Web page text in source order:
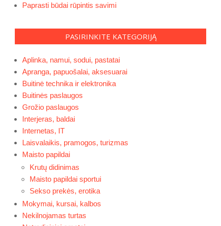
Paprasti būdai rūpintis savimi
PASIRINKITE KATEGORIJĄ
Aplinka, namui, sodui, pastatai
Apranga, papuošalai, aksesuarai
Buitinė technika ir elektronika
Buitinės paslaugos
Grožio paslaugos
Interjeras, baldai
Internetas, IT
Laisvalaikis, pramogos, turizmas
Maisto papildai
Krutų didinimas
Maisto papildai sportui
Sekso prekės, erotika
Mokymai, kursai, kalbos
Nekilnojamas turtas